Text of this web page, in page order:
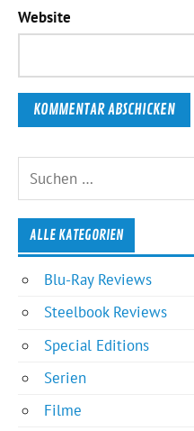
Website
ALLE KATEGORIEN
Blu-Ray Reviews
Steelbook Reviews
Special Editions
Serien
Filme